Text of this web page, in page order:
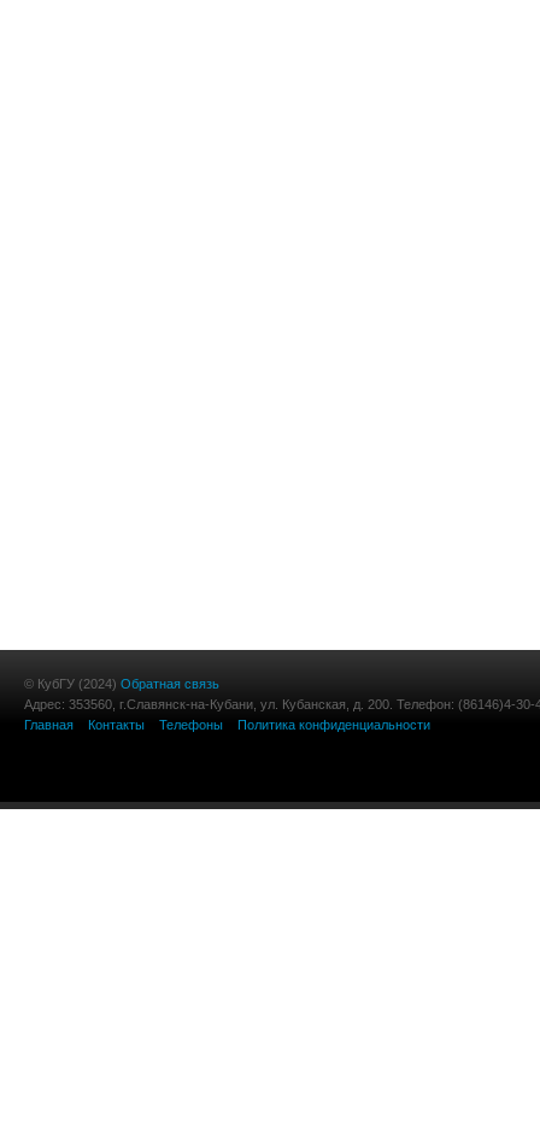
© КубГУ (2024) Обратная связь
Адрес: 353560, г.Славянск-на-Кубани, ул. Кубанская, д. 200. Телефон: (86146)4-30-
Главная
Контакты Телефоны Политика конфиденциальности